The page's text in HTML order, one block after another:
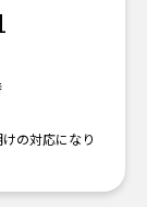
の対応になり